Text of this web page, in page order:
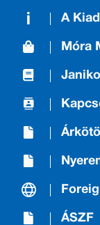
A
Móra
ÁSZF